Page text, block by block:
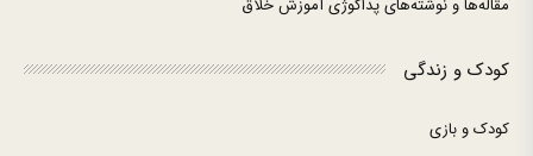
کودک و زندگی
کودک و بازی